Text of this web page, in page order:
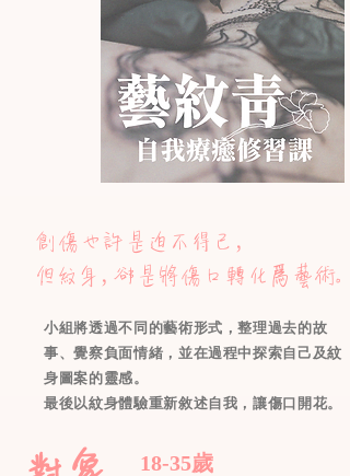
創傷也許是迫不得已，
但紋身，卻是將傷口轉化爲藝術。
18-35歲
小組將透過不同的藝術形式，整理過去的故
事、覺察負面情緒，並在過程中探索自己及紋
身圖案的靈感。
最後以紋身體驗重新敘述自我，讓傷口開花。